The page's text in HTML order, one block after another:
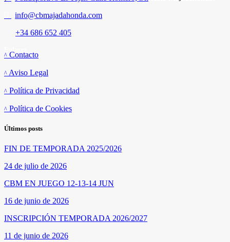
info@cbmajadahonda.com
+34 686 652 405
Contacto
Aviso Legal
Política de Privacidad
Política de Cookies
Últimos posts
FIN DE TEMPORADA 2025/2026
24 de julio de 2026
CBM EN JUEGO 12-13-14 JUN
16 de junio de 2026
INSCRIPCIÓN TEMPORADA 2026/2027
11 de junio de 2026